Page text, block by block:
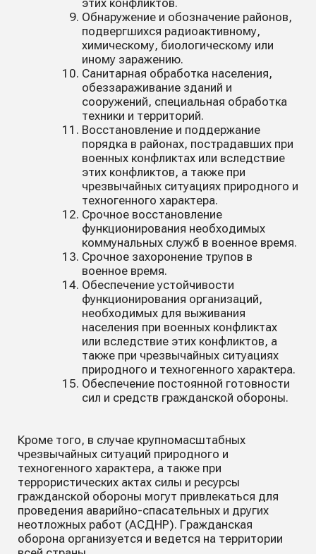
этих конфликтов.
Обнаружение и обозначение районов,
подвергшихся радиоактивному,
химическому, биологическому или
иному заражению.
Санитарная обработка населения,
обеззараживание зданий и
сооружений, специальная обработка
техники и территорий.
Восстановление и поддержание
порядка в районах, пострадавших при
военных конфликтах или вследствие
этих конфликтов, а также при
чрезвычайных ситуациях природного и
техногенного характера.
Срочное восстановление
функционирования необходимых
коммунальных служб в военное время.
Срочное захоронение трупов в
военное время.
Обеспечение устойчивости
функционирования организаций,
необходимых для выживания
населения при военных конфликтах
или вследствие этих конфликтов, а
также при чрезвычайных ситуациях
природного и техногенного характера.
Обеспечение постоянной готовности
сил и средств гражданской обороны.
Кроме того, в случае крупномасштабных
чрезвычайных ситуаций природного и
техногенного характера, а также при
террористических актах силы и ресурсы
гражданской обороны могут привлекаться для
проведения аварийно-спасательных и других
неотложных работ (АСДНР). Гражданская
оборона организуется и ведется на территории